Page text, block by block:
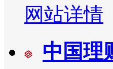
网站详情
中国理